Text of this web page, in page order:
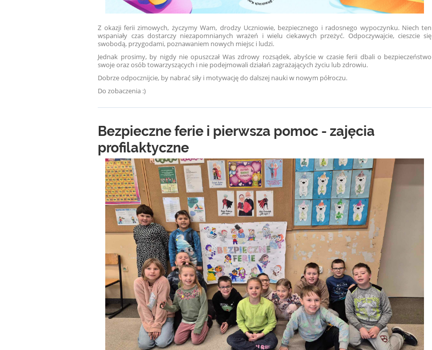
Z okazji ferii zimowych, życzymy Wam, drodzy Uczniowie, bezpiecznego i radosnego wypoczynku. Niech ten
wspaniały czas dostarczy niezapomnianych wrażeń i wielu ciekawych przeżyć. Odpoczywajcie, cieszcie się
swobodą, przygodami, poznawaniem nowych miejsc i ludzi.
Jednak prosimy, by nigdy nie opuszczał Was zdrowy rozsądek, abyście w czasie ferii dbali o bezpieczeństwo
swoje oraz osób towarzyszących i nie podejmowali działań zagrażających życiu lub zdrowiu.
Dobrze odpocznijcie, by nabrać siły i motywację do dalszej nauki w nowym półroczu.
Do zobaczenia :)
Bezpieczne ferie i pierwsza pomoc - zajęcia
profilaktyczne